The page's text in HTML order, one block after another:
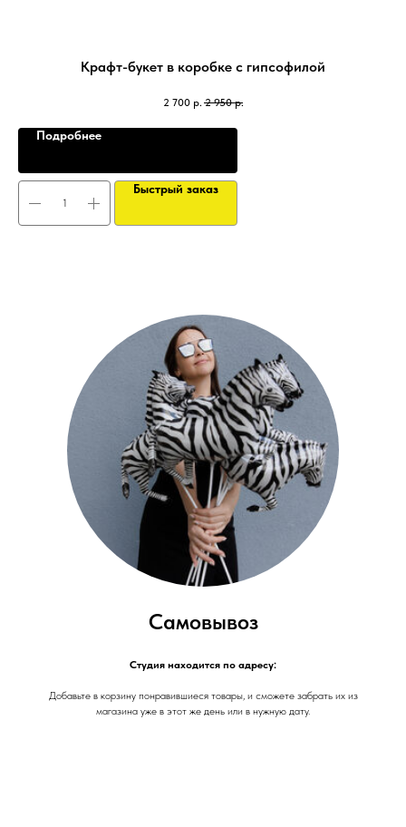
Крафт-букет в коробке с гипсофилой
2 700 р. 2 950 р.
Подробнее
Быстрый заказ
Самовывоз
Студия находится по адресу:
Добавьте в корзину понравившиеся товары, и сможете забрать их из
магазина уже в этот же день или в нужную дату.